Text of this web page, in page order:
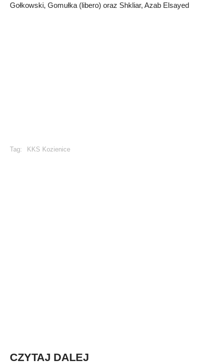
Gołkowski, Gomułka (libero) oraz Shkliar, Azab Elsayed
Tag: KKS Kozienice
CZYTAJ DALEJ